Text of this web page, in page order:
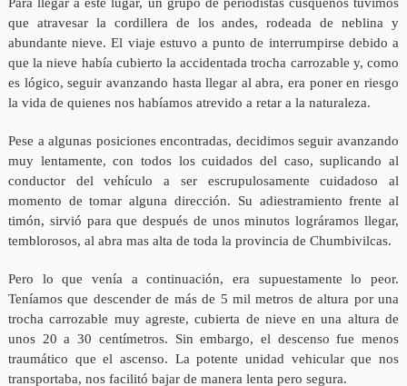
Para llegar a este lugar, un grupo de periodistas cusqueños tuvimos
que atravesar la cordillera de los andes, rodeada de neblina y
abundante nieve. El viaje estuvo a punto de interrumpirse debido a
que la nieve había cubierto la accidentada trocha carrozable y, como
es lógico, seguir avanzando hasta llegar al abra, era poner en riesgo
la vida de quienes nos habíamos atrevido a retar a la naturaleza.
Pese a algunas posiciones encontradas, decidimos seguir avanzando
muy lentamente, con todos los cuidados del caso, suplicando al
conductor del vehículo a ser escrupulosamente cuidadoso al
momento de tomar alguna dirección. Su adiestramiento frente al
timón, sirvió para que después de unos minutos lográramos llegar,
temblorosos, al abra mas alta de toda la provincia de Chumbivilcas.
Pero lo que venía a continuación, era supuestamente lo peor.
Teníamos que descender de más de 5 mil metros de altura por una
trocha carrozable muy agreste, cubierta de nieve en una altura de
unos 20 a 30 centímetros. Sin embargo, el descenso fue menos
traumático que el ascenso. La potente unidad vehicular que nos
transportaba, nos facilitó bajar de manera lenta pero segura.